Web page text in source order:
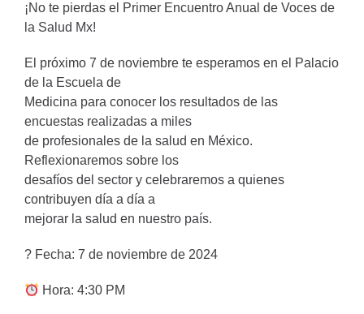
¡No te pierdas el Primer Encuentro Anual de Voces de
la Salud Mx!
El próximo 7 de noviembre te esperamos en el Palacio
de la Escuela de
Medicina para conocer los resultados de las
encuestas realizadas a miles
de profesionales de la salud en México.
Reflexionaremos sobre los
desafíos del sector y celebraremos a quienes
contribuyen día a día a
mejorar la salud en nuestro país.
? Fecha: 7 de noviembre de 2024
Hora: 4:30 PM